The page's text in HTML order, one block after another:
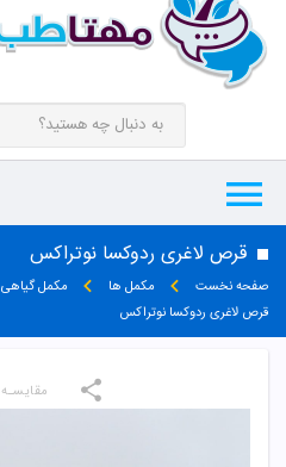
قرص لاغری ردوکسا نوتراکس
صفحه نخست مکمل ها مکمل گیاهی
قرص لاغری ردوکسا نوتراکس
مقایسـه